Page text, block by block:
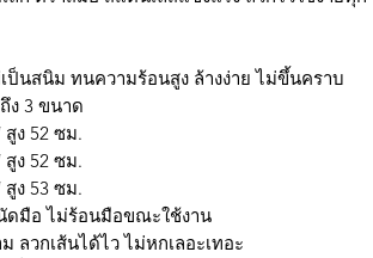
ป็นสนิม ทนความร้อนสูง ล้างง่าย ไม่ขึ้นคราบ
ง 3 ขนาด
ง 52 ซม.
ง 52 ซม.
ง 53 ซม.
ดมือ ไม่ร้อนมือขณะใช้งาน
ลวกเส้นได้ไว ไม่หกเลอะเทอะ